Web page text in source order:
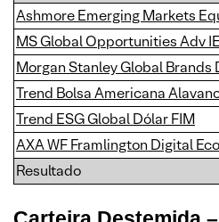
Ashmore Emerging Markets
MS Global Opportunities Adv
Morgan Stanley Global Brands
Trend Bolsa Americana
Trend ESG Global Dólar FIM
AXA WF Framlington Digital
Resultado